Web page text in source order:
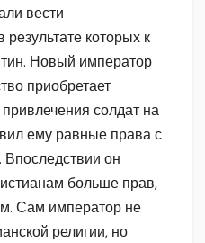
вести
которых к
Новый император
приобретает
солдат на
ему равные права с
он
больше прав,
Сам император не
религии, но